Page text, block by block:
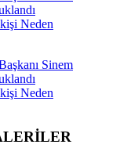
Neden
Sinem
Neden